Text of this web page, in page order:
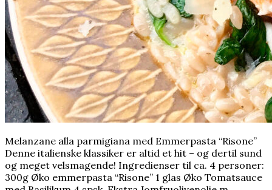
Melanzane alla parmigiana med Emmerpasta “Risone”
Denne italienske klassiker er altid et hit – og dertil sund
og meget velsmagende! Ingredienser til ca. 4 personer:
300g Øko emmerpasta “Risone” 1 glas Øko Tomatsauce